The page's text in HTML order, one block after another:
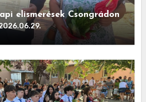
elismerések Csongrádon